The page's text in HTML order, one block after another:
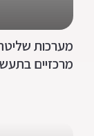
מערכות
מרכזיים